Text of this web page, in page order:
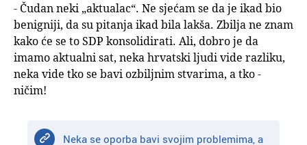
- Čudan neki „aktualac“. Ne sjećam se da je ikad bio
benigniji, da su pitanja ikad bila lakša. Zbilja ne znam
kako će se to SDP konsolidirati. Ali, dobro je da
imamo aktualni sat, neka hrvatski ljudi vide razliku,
neka vide tko se bavi ozbiljnim stvarima, a tko -
ničim!
Neka se oporba bavi svojim problemima, a